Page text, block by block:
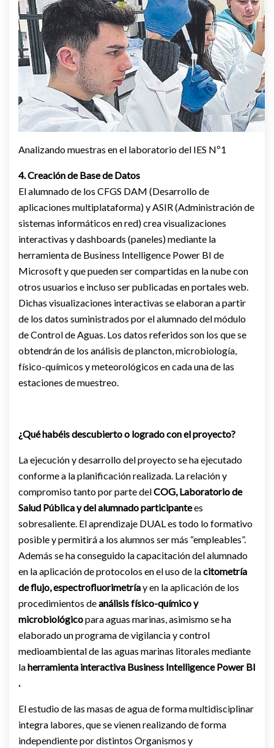
Analizando muestras en el laboratorio del IES Nº1
4. Creación de Base de Datos
El alumnado de los CFGS DAM (Desarrollo de
aplicaciones multiplataforma) y ASIR (Administración de
sistemas informáticos en red) crea visualizaciones
interactivas y dashboards (paneles) mediante la
herramienta de Business Intelligence Power BI de
Microsoft y que pueden ser compartidas en la nube con
otros usuarios e incluso ser publicadas en portales web.
Dichas visualizaciones interactivas se elaboran a partir
de los datos suministrados por el alumnado del módulo
de Control de Aguas. Los datos referidos son los que se
obtendrán de los análisis de plancton, microbiología,
físico-químicos y meteorológicos en cada una de las
estaciones de muestreo.
¿Qué habéis descubierto o logrado con el proyecto?
La ejecución y desarrollo del proyecto se ha ejecutado
conforme a la planificación realizada. La relación y
compromiso tanto por parte delCOG, Laboratorio de
Salud Pública y del alumnado participantees
sobresaliente. El aprendizaje DUAL es todo lo formativo
posible y permitirá a los alumnos ser más “empleables”.
Además se ha conseguido la capacitación del alumnado
en la aplicación de protocolos en el uso de lacitometría
de flujo, espectrofluorimetríay en la aplicación de los
procedimientos deanálisis físico-químico y
microbiológicopara aguas marinas, asimismo se ha
elaborado un programa de vigilancia y control
medioambiental de las aguas marinas litorales mediante
laherramienta interactiva Business Intelligence Power BI
.
El estudio de las masas de agua de forma multidisciplinar
integra labores, que se vienen realizando de forma
independiente por distintos Organismos y